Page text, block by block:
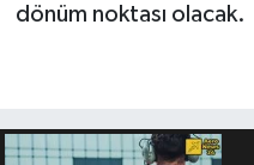
dönüm noktası olacak.